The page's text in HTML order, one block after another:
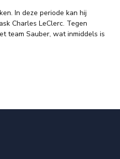
In deze periode kan hij
Charles LeClerc. Tegen
team Sauber, wat inmiddels is